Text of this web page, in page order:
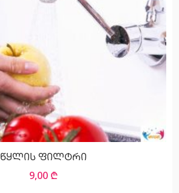
წყლის ფილტრი
9,00 ₾